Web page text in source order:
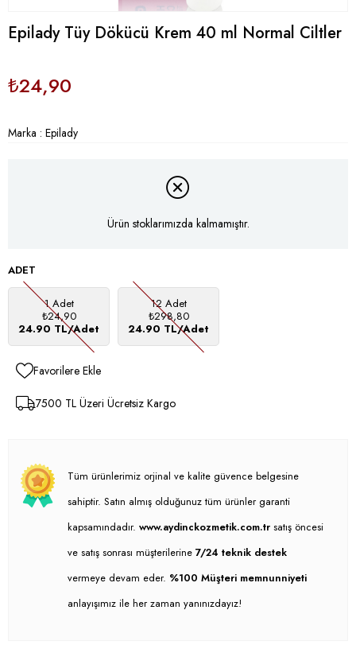
Epilady Tüy Dökücü Krem 40 ml Normal Ciltler
₺24,90
Marka : Epilady
Ürün stoklarımızda kalmamıştır.
ADET
1 Adet
₺24,90
24.90 TL/Adet
12 Adet
₺298,80
24.90 TL/Adet
Favorilere Ekle
7500 TL Üzeri Ücretsiz Kargo
Tüm ürünlerimiz orjinal ve kalite güvence belgesine
sahiptir. Satın almış olduğunuz tüm ürünler garanti
kapsamındadır. www.aydinckozmetik.com.tr satış öncesi
ve satış sonrası müşterilerine 7/24 teknik destek
vermeye devam eder. %100 Müşteri memnunniyeti
anlayışımız ile her zaman yanınızdayız!